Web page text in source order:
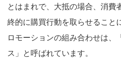
とはまれで、大抵の場合、消費
終的に購買行動を取らせること
ロモーションの組み合わせは、
ス」と呼ばれています。